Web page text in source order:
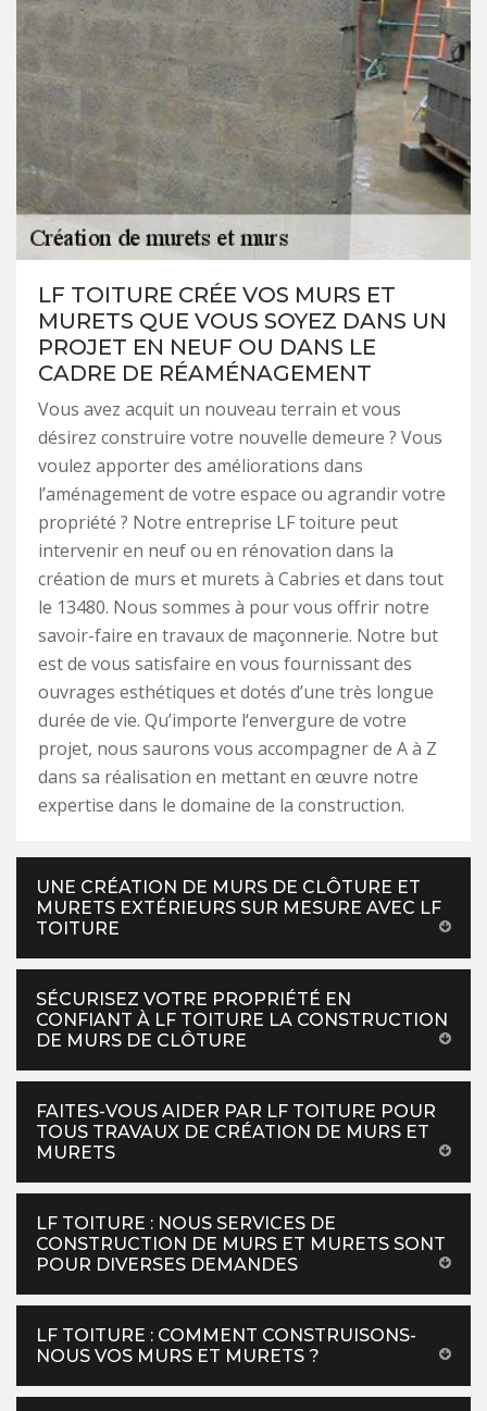
LF TOITURE CRÉE VOS MURS ET
MURETS QUE VOUS SOYEZ DANS UN
PROJET EN NEUF OU DANS LE
CADRE DE RÉAMÉNAGEMENT
Vous avez acquit un nouveau terrain et vous
désirez construire votre nouvelle demeure ? Vous
voulez apporter des améliorations dans
l’aménagement de votre espace ou agrandir votre
propriété ? Notre entreprise LF toiture peut
intervenir en neuf ou en rénovation dans la
création de murs et murets à Cabries et dans tout
le 13480. Nous sommes à pour vous offrir notre
savoir-faire en travaux de maçonnerie. Notre but
est de vous satisfaire en vous fournissant des
ouvrages esthétiques et dotés d’une très longue
durée de vie. Qu’importe l‘envergure de votre
projet, nous saurons vous accompagner de A à Z
dans sa réalisation en mettant en œuvre notre
expertise dans le domaine de la construction.
UNE CRÉATION DE MURS DE CLÔTURE ET
MURETS EXTÉRIEURS SUR MESURE AVEC LF
TOITURE
SÉCURISEZ VOTRE PROPRIÉTÉ EN
CONFIANT À LF TOITURE LA CONSTRUCTION
DE MURS DE CLÔTURE
FAITES-VOUS AIDER PAR LF TOITURE POUR
TOUS TRAVAUX DE CRÉATION DE MURS ET
MURETS
LF TOITURE : NOUS SERVICES DE
CONSTRUCTION DE MURS ET MURETS SONT
POUR DIVERSES DEMANDES
LF TOITURE : COMMENT CONSTRUISONS-
NOUS VOS MURS ET MURETS ?